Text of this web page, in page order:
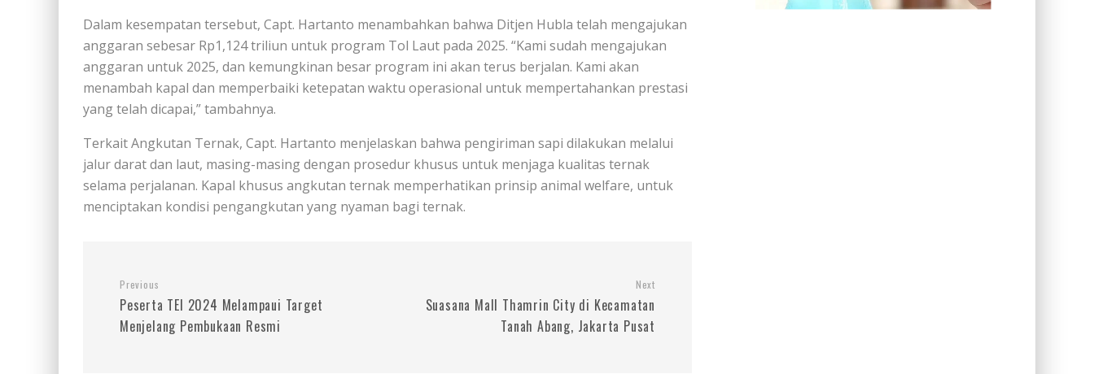
Dalam kesempatan tersebut, Capt. Hartanto menambahkan bahwa Ditjen Hubla telah mengajukan
anggaran sebesar Rp1,124 triliun untuk program Tol Laut pada 2025. “Kami sudah mengajukan
anggaran untuk 2025, dan kemungkinan besar program ini akan terus berjalan. Kami akan
menambah kapal dan memperbaiki ketepatan waktu operasional untuk mempertahankan prestasi
yang telah dicapai,” tambahnya.
Terkait Angkutan Ternak, Capt. Hartanto menjelaskan bahwa pengiriman sapi dilakukan melalui
jalur darat dan laut, masing-masing dengan prosedur khusus untuk menjaga kualitas ternak
selama perjalanan. Kapal khusus angkutan ternak memperhatikan prinsip animal welfare, untuk
menciptakan kondisi pengangkutan yang nyaman bagi ternak.
Previous
Peserta TEI 2024 Melampaui Target
Menjelang Pembukaan Resmi
Next
Suasana Mall Thamrin City di Kecamatan
Tanah Abang, Jakarta Pusat